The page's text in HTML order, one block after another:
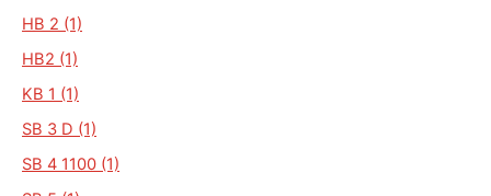
HB 2 (1)
HB2 (1)
KB 1 (1)
SB 3 D (1)
SB 4 1100 (1)